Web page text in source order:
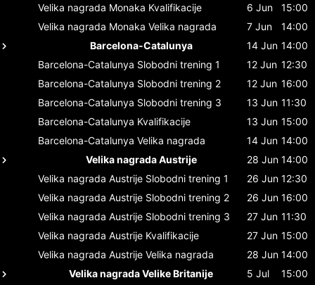
Velika nagrada Monaka Kvalifikacije 6 Jun
15:00
Velika nagrada Monaka Velika nagrada 7 Jun
14:00
Barcelona-Catalunya
14 Jun 14:00
Barcelona-Catalunya Slobodni trening 1 12 Jun 12:30
Barcelona-Catalunya Slobodni trening 2 12 Jun 16:00
Barcelona-Catalunya Slobodni trening 3 13 Jun 11:30
Barcelona-Catalunya Kvalifikacije 13 Jun 15:00
Barcelona-Catalunya Velika nagrada 14 Jun 14:00
Velika nagrada Austrije
28 Jun 14:00
Velika nagrada Austrije Slobodni trening 1 26 Jun 12:30
Velika nagrada Austrije Slobodni trening 2 26 Jun 16:00
Velika nagrada Austrije Slobodni trening 3 27 Jun 11:30
Velika nagrada Austrije Kvalifikacije 27 Jun 15:00
Velika nagrada Austrije Velika nagrada 28 Jun 14:00
Velika nagrada Velike Britanije
5 Jul
15:00